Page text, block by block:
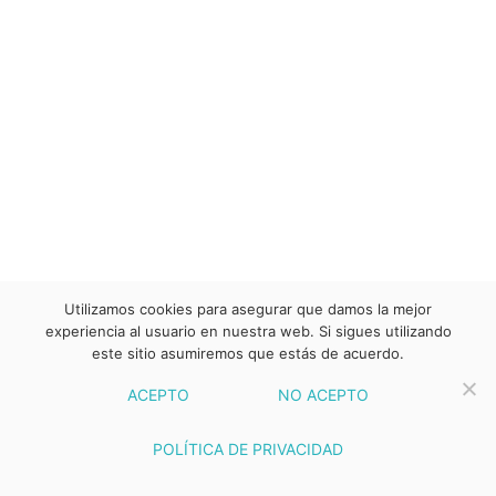
Utilizamos cookies para asegurar que damos la mejor
experiencia al usuario en nuestra web. Si sigues utilizando
este sitio asumiremos que estás de acuerdo.
ACEPTO NO ACEPTO
POLÍTICA DE PRIVACIDAD